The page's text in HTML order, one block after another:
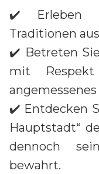
✔️ Erleben
Traditionen
✔️ Betreten
mit
angemessenes
✔️ Entdecken
Hauptstadt“
dennoch
bewahrt.